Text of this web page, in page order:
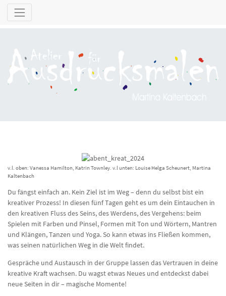
v.l. oben: Vanessa Hamilton, Katrin Townley. v.l unten: Louise Helga Scheunert, Martina
Kaltenbach
Du fängst einfach an. Kein Ziel ist im Weg – denn du selbst bist ein
kreativer Prozess! In diesen fünf Tagen geht es um dein Eintauchen in
den kreativen Fluss des Seins, des Werdens, des Vergehens: beim
Spielen mit Farben und Pinsel, Formen mit Ton und Wörtern, Mantren
und Klängen, Tanzen und Yoga. So kann etwas ins Fließen kommen,
was seinen natürlichen Weg in die Welt findet.
Gespräche und Austausch in der Gruppe lassen das Vertrauen in deine
kreative Kraft wachsen. Du wagst etwas Neues und entdeckst dabei
neue Seiten in dir – magische Momente!